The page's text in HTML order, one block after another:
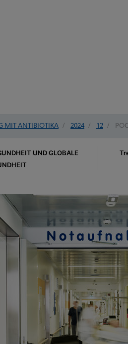
MIT ANTIBIOTIKA / 2024 / 12 /
UND GLOBALE